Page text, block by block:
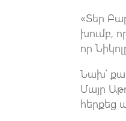
«Տեր
խումբ,
որ
Նախ՝
Մայր
հերքեց